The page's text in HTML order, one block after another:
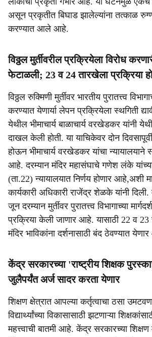
असून प्रकृतीत बिघाड झालेल्यांना तत्काळ
करण्यात आले आहे.
विठ्ठल मुर्तीवरील प्रक्रियेला विरोध
फेटाळली; 23 व 24 तारखेला प्रक्रिया
विठ्ठल रुक्मिणी मुर्तीवर भारतीय पुरातत्त्व
करण्यात येणार्या लेपन प्रक्रियेला स्थगिती
येथील भीमाचार्य बाळाचार्य वरखेडकर यांनी
दाखल केली होती. या याचिकेवर दोन
होऊन भीमाचार्य वरखेडकर यांचा न्यायालयाने
आहे. दरम्यान मंदिर महासंघाचे गणेश लंके यांच्या
(ता.22) न्यायालयात निर्णय होणार आहे,अशी
कार्यकारी अधिकारी राजेंद्र शेळके यांनी
जून दरम्यान मुर्तीवर पुरातत्त्व विभागाच्या
प्रक्रिया केली जाणार आहे. यासाठी 22 व
मंदिर भाविकांना दर्शनासाठी बंद ठेवण्यात
केंद्र सरकारच्या 'राष्ट्रीय शिक्षक
जुलैपर्यंत अर्ज सादर करता येणार
शिक्षण क्षेत्रात आपल्या कर्तृत्वाचा ठसा
विद्यार्थ्यांच्या विकासासाठी झटणाऱ्या
महत्त्वाची बातमी आहे. केंद्र सरकारच्या शिक्षण